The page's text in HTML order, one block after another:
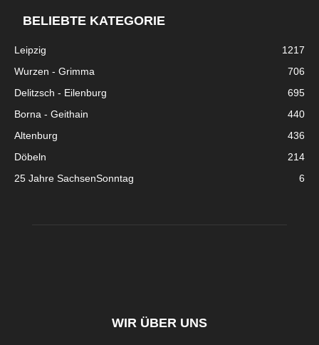
BELIEBTE KATEGORIE
Leipzig
1217
Wurzen - Grimma
706
Delitzsch - Eilenburg
695
Borna - Geithain
440
Altenburg
436
Döbeln
214
25 Jahre SachsenSonntag
6
WIR ÜBER UNS